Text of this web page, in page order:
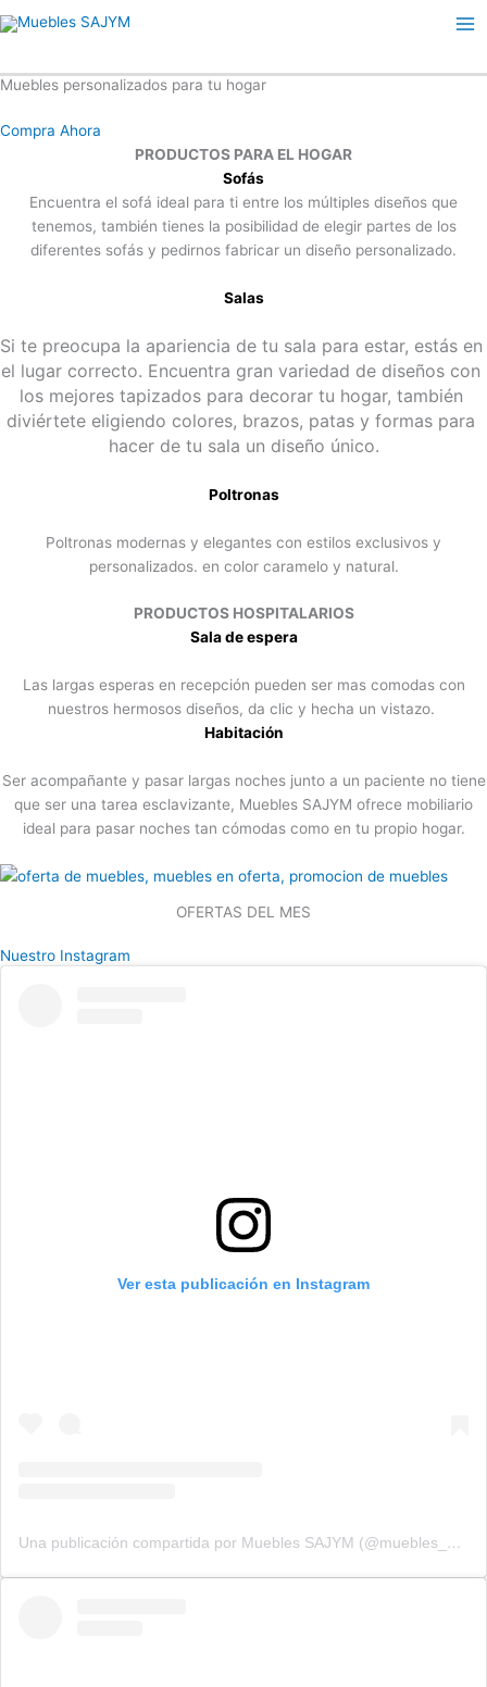
al
Muebles personalizados para tu hogar
Compra Ahora
PRODUCTOS PARA EL HOGAR
Sofás
Encuentra el sofá ideal para ti entre los múltiples diseños que
tenemos, también tienes la posibilidad de elegir partes de los
diferentes sofás y pedirnos fabricar un diseño personalizado.
Salas
Si te preocupa la apariencia de tu sala para estar, estás en
el lugar correcto. Encuentra gran variedad de diseños con
los mejores tapizados para decorar tu hogar, también
diviértete eligiendo colores, brazos, patas y formas para
hacer de tu sala un diseño único.
Poltronas
Poltronas modernas y elegantes con estilos exclusivos y
personalizados. en color caramelo y natural.
PRODUCTOS HOSPITALARIOS
Sala de espera
Las largas esperas en recepción pueden ser mas comodas con
nuestros hermosos diseños, da clic y hecha un vistazo.
Habitación
Ser acompañante y pasar largas noches junto a un paciente no tiene
que ser una tarea esclavizante, Muebles SAJYM ofrece mobiliario
ideal para pasar noches tan cómodas como en tu propio hogar.
OFERTAS DEL MES
Nuestro Instagram
Ver esta publicación en Instagram
Una publicación compartida por Muebles SAJYM (@muebles_sajym)